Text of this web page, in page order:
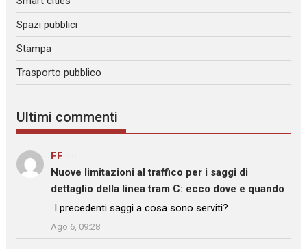
Spazi pubblici
Stampa
Trasporto pubblico
Ultimi commenti
FF
Nuove limitazioni al traffico per i saggi di
dettaglio della linea tram C: ecco dove e quando
: “I precedenti saggi a cosa sono serviti?
Ago 6, 09:28